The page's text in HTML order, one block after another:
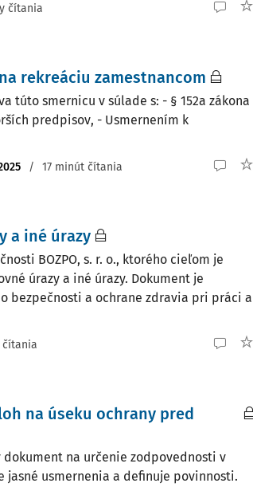
čítania
rekreáciu zamestnancom
túto smernicu v súlade s: - § 152a zákona
predpisov, - Usmernením k
/ 17 minút čítania
a iné úrazy
BOZPO, s. r. o., ktorého cieľom je
úrazy a iné úrazy. Dokument je
bezpečnosti a ochrane zdravia pri práci a
na úseku ochrany pred
dokument na určenie zodpovednosti v
usmernenia a definuje povinnosti.